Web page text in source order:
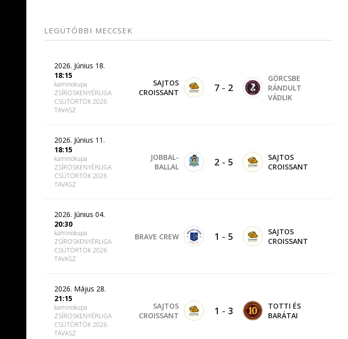
LEGUTÓBBI MECCSEK
2026. Június 18.
18:15
kaminokupa
ZSÍROSKENYÉRLIGA
CSÜTÖRTÖK 2026
TAVASZ
SAJTOS
CROISSANT
7- 2
GÖRCSBE
RÁNDULT
VÁDLIK
2026. Június 11.
18:15
kaminokupa
ZSÍROSKENYÉRLIGA
CSÜTÖRTÖK 2026
TAVASZ
JOBBAL-
BALLAL
2- 5
SAJTOS
CROISSANT
2026. Június 04.
20:30
kaminokupa
ZSÍROSKENYÉRLIGA
CSÜTÖRTÖK 2026
TAVASZ
BRAVE CREW 1 - 5
SAJTOS
CROISSANT
2026. Május 28.
21:15
kaminokupa
ZSÍROSKENYÉRLIGA
CSÜTÖRTÖK 2026
TAVASZ
SAJTOS
CROISSANT
1 - 3
TOTTI ÉS
BARÁTAI